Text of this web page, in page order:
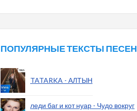
ПОПУЛЯРНЫЕ ТЕКСТЫ ПЕСЕН
TATARKA - АЛТЫН
леди баг и кот нуар - Чудо вокруг